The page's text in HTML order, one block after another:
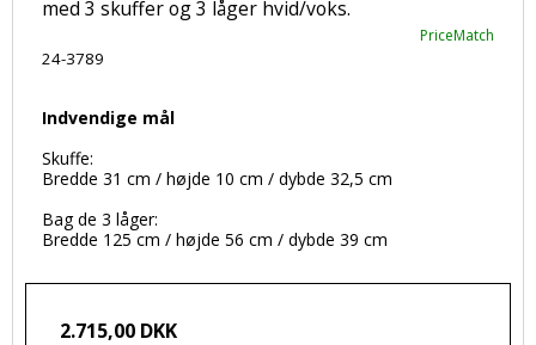
med 3 skuffer og 3 låger hvid/voks.
PriceMatch
24-3789
Indvendige mål
Skuffe:
Bredde 31 cm / højde 10 cm / dybde 32,5 cm
Bag de 3 låger:
Bredde 125 cm / højde 56 cm / dybde 39 cm
2.715,00 DKK